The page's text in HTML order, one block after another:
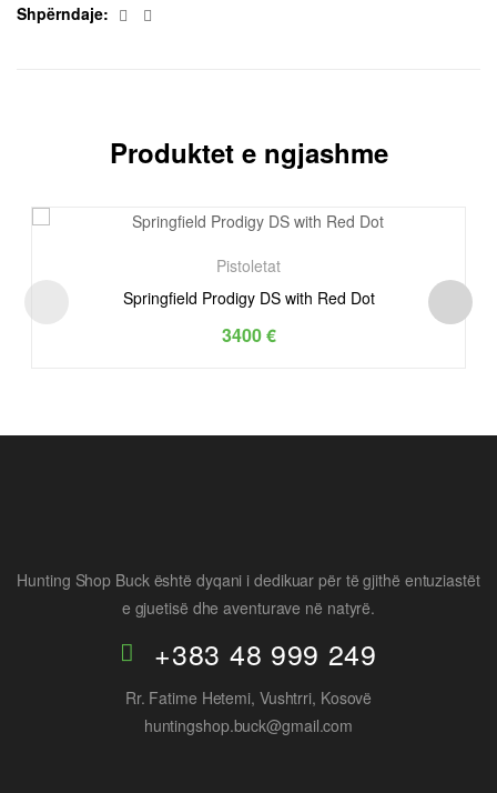
Shpërndaje:
Facebook
Produktet e ngjashme
Pistoletat
Springfield Prodigy DS with Red Dot
3400€
Hunting Shop Buck është dyqani i dedikuar për të gjithë entuziastët
e gjuetisë dhe aventurave në natyrë.
+383 48 999 249
Rr. Fatime Hetemi, Vushtrri, Kosovë
huntingshop.buck@gmail.com